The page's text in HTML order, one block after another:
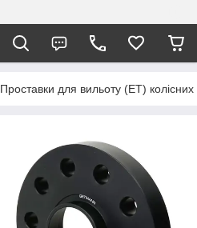
Проставки для вильоту (ЕТ) колісних